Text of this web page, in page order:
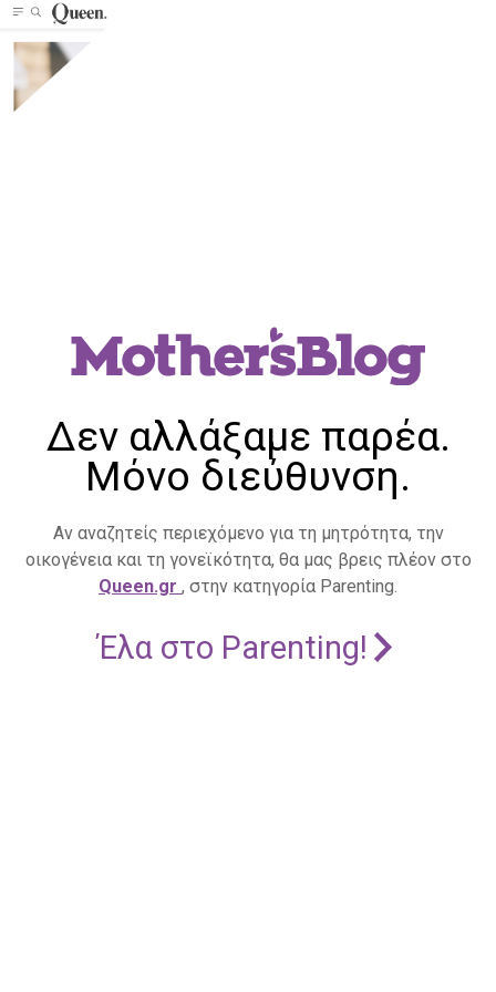
Δεν αλλάξαμε παρέα.
Μόνο διεύθυνση.
Αν αναζητείς περιεχόμενο για τη μητρότητα, την
οικογένεια και τη γονεϊκότητα, θα μας βρεις πλέον στο
Queen.gr , στην κατηγορία Parenting.
Έλα στο Parenting!